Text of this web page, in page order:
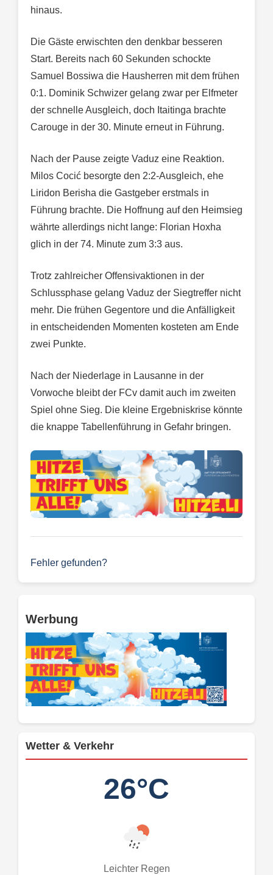
hinaus.
Die Gäste erwischten den denkbar besseren
Start. Bereits nach 60 Sekunden schockte
Samuel Bossiwa die Hausherren mit dem frühen
0:1. Dominik Schwizer gelang zwar per Elfmeter
der schnelle Ausgleich, doch Itaitinga brachte
Carouge in der 30. Minute erneut in Führung.
Nach der Pause zeigte Vaduz eine Reaktion.
Milos Cocić besorgte den 2:2-Ausgleich, ehe
Liridon Berisha die Gastgeber erstmals in
Führung brachte. Die Hoffnung auf den Heimsieg
währte allerdings nicht lange: Florian Hoxha
glich in der 74. Minute zum 3:3 aus.
Trotz zahlreicher Offensivaktionen in der
Schlussphase gelang Vaduz der Siegtreffer nicht
mehr. Die frühen Gegentore und die Anfälligkeit
in entscheidenden Momenten kosteten am Ende
zwei Punkte.
Nach der Niederlage in Lausanne in der
Vorwoche bleibt der FCv damit auch im zweiten
Spiel ohne Sieg. Die kleine Ergebniskrise könnte
die knappe Tabellenführung in Gefahr bringen.
Fehler gefunden?
Werbung
Wetter & Verkehr
26°C
Leichter Regen